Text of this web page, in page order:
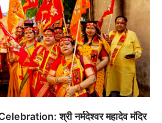
श्री नर्मदेश्वर महादेव मंदिर